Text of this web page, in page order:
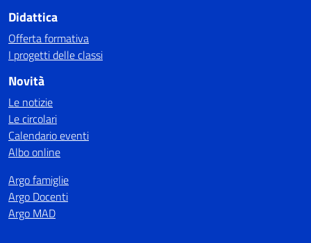
Didattica
Offerta formativa
I progetti delle classi
Novità
Le notizie
Le circolari
Calendario eventi
Albo online
Argo famiglie
Argo Docenti
Argo MAD